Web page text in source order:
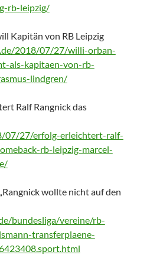
rb-leipzig/
Kapitän von RB Leipzig
2018/07/27/willi-orban-
als-kapitaen-von-rb-
lindgren/
Ralf Rangnick das
07/27/erfolg-erleichtert-ralf-
rb-leipzig-marcel-
wollte nicht auf den
bundesliga/vereine/rb-
transferplaene-